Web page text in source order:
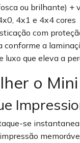
ou brilhante) +
4x1 e 4x4 cores
com
conforme a
luxo que eleva a
o
se